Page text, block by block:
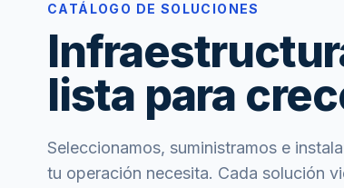
CATÁLOGO DE SOLUCIONES
lista para
Seleccionamos, suministramos e
tu operación necesita. Cada solución